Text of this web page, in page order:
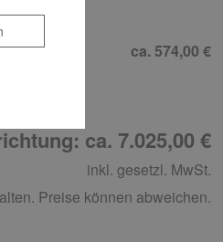
ca. 574,00 €
ca. 7.025,00 €
inkl. gesetzl. MwSt.
Preise können abweichen.